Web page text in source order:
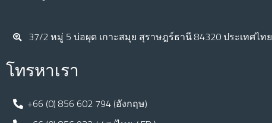
37/2 หมู่ 5 บ่อผุด เกาะสมุย สุราษฎร์ธานี 84320 ประเทศไทย
โทรหาเรา
+66 (0) 856 602 794 (อังกฤษ)